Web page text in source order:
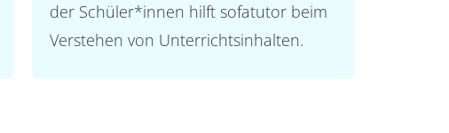
der Schüler*innen hilft sofatutor beim
Verstehen von Unterrichtsinhalten.